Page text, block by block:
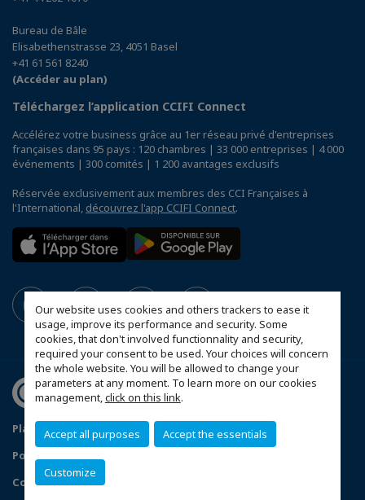
Our website uses cookies and others trackers to ease it
usage, improve its performance and security. Some
cookies, that don't involved functionnality and security,
required your consent to be used. Your choices will concern
the whole website. You will be allowed to change your
parameters at any moment. To learn more on our cookies
management,click on this link.
Accept all purposes Accept the essentials
Customize
Bureau de Bâle
Elisabethenstrasse 23, 4051 Basel
+41 61 561 8240
(Accéder au plan)
Téléchargez l’application CCIFI Connect
Accélérez votre business grâce au 1er réseau privé d'entreprises
françaises dans 95 pays : 120 chambres | 33 000 entreprises | 4 000
événements | 300 comités | 1 200 avantages exclusifs
Réservée exclusivement aux membres des CCI Françaises à
l'International, découvrez l'app CCIFI Connect.
Plan d'accès Genève
Mentions légales
Politique de confidentialité
Configurer vos préférences cookies